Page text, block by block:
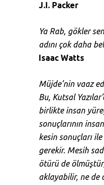
J.I. Packer
Ya Rab, gökler
adını çok daha
Isaac Watts
Müjde’nin vaaz
Bu, Kutsal
birlikte insan
sonuçlarının
kesin sonuçları
gerekir. Mesih
ötürü de
aklayabilir, ne de